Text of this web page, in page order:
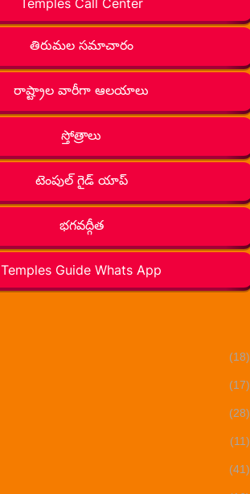
Temples Call Center
తిరుమల సమాచారం
రాష్ట్రాల వారీగా ఆలయాలు
స్తోత్రాలు
టెంపుల్ గైడ్ యాప్
భగవద్గీత
Temples Guide Whats App
(18)
(17)
(28)
(11)
(41)